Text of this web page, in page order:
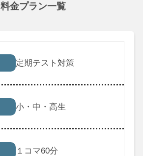
料金プラン一覧
対象 受講回数
定期テスト対策
小・中・高生
１コマ60分